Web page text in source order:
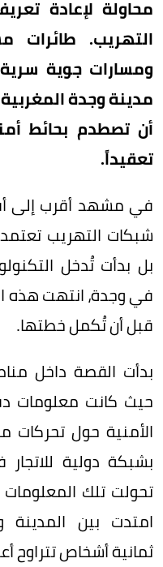
محاولة لإعادة
التهريب. طائرات
ومسارات جوية
مدينة وجدة
أن تصطدم بحائط
تعقيداً.
في مشهد أقرب إلى
شبكات التهريب
بل بدأت تُدخل
في وجدة، انتهت هذه
قبل أن تُكمل خطتها.
بدأت القصة داخل
حيث كانت معلومات
الأمنية حول
بشبكة دولية
تحولت تلك
امتدت بين
ثمانية أشخاص تتراوح أعمارهم